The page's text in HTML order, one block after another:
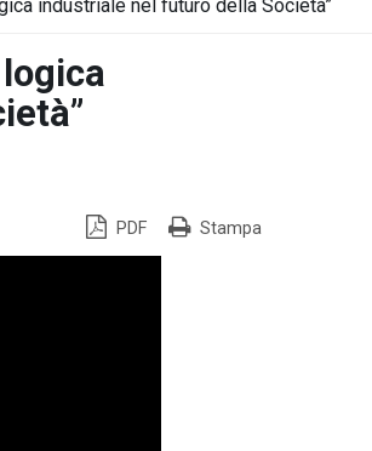
industriale nel futuro della Società”
PDF Stampa